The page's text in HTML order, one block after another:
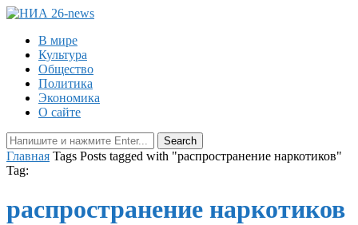
В мире
Культура
Общество
Политика
Экономика
О сайте
Главная Tags Posts tagged with "распространение наркотиков"
Tag:
распространение наркотиков